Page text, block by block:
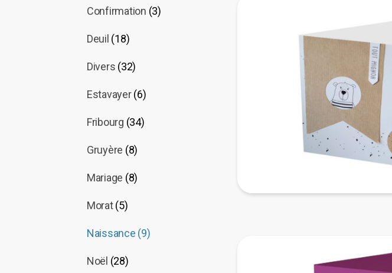
Confirmation (3)
Deuil (18)
Divers (32)
Estavayer (6)
Fribourg (34)
Gruyère (8)
Mariage (8)
Morat (5)
Naissance (9)
Noël (28)